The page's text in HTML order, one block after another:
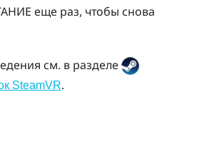
еще раз, чтобы снова
см. в разделе
SteamVR.